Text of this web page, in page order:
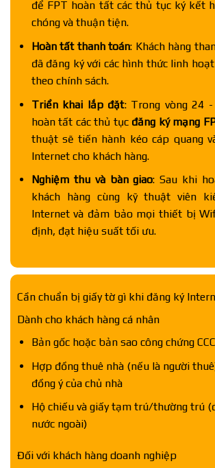
để FPT hoàn tất các thủ tục ký kết
chóng và thuận tiện.
Hoàn tất thanh toán: Khách hàng
đã đăng ký với các hình thức linh
theo chính sách.
Triển khai lắp đặt: Trong vòng 24
hoàn tất các thủ tục đăng ký mạng
thuật sẽ tiến hành kéo cáp quang
Internet cho khách hàng.
Nghiệm thu và bàn giao: Sau khi
khách hàng cùng kỹ thuật viên
Internet và đảm bảo mọi thiết bị
định, đạt hiệu suất tối ưu.
Cần chuẩn bị giấy tờ gì khi đăng ký
Dành cho khách hàng cá nhân
Bản gốc hoặc bản sao công chứng
Hợp đồng thuê nhà (nếu là người
đồng ý của chủ nhà
Hộ chiếu và giấy tạm trú/thường trú
nước ngoài)
Đối với khách hàng doanh nghiệp